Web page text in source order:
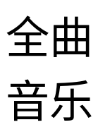
全
音乐